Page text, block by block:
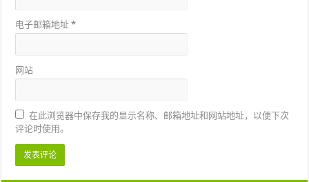
电子邮箱地址*
网站
在此浏览器中保存我的显示名称、邮箱地址和网站地址，以便下次
评论时使用。